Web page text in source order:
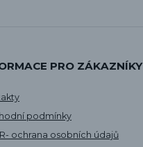
PRO ZÁKAZNÍKY
podmínky
ochrana osobních údajů